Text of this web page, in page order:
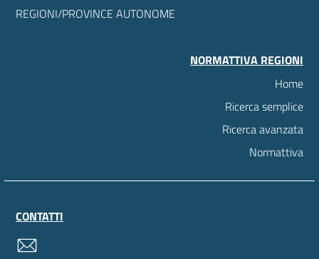
REGIONI/PROVINCE AUTONOME
NORMATTIVA REGIONI
Home
Ricerca semplice
Ricerca avanzata
Normattiva
CONTATTI